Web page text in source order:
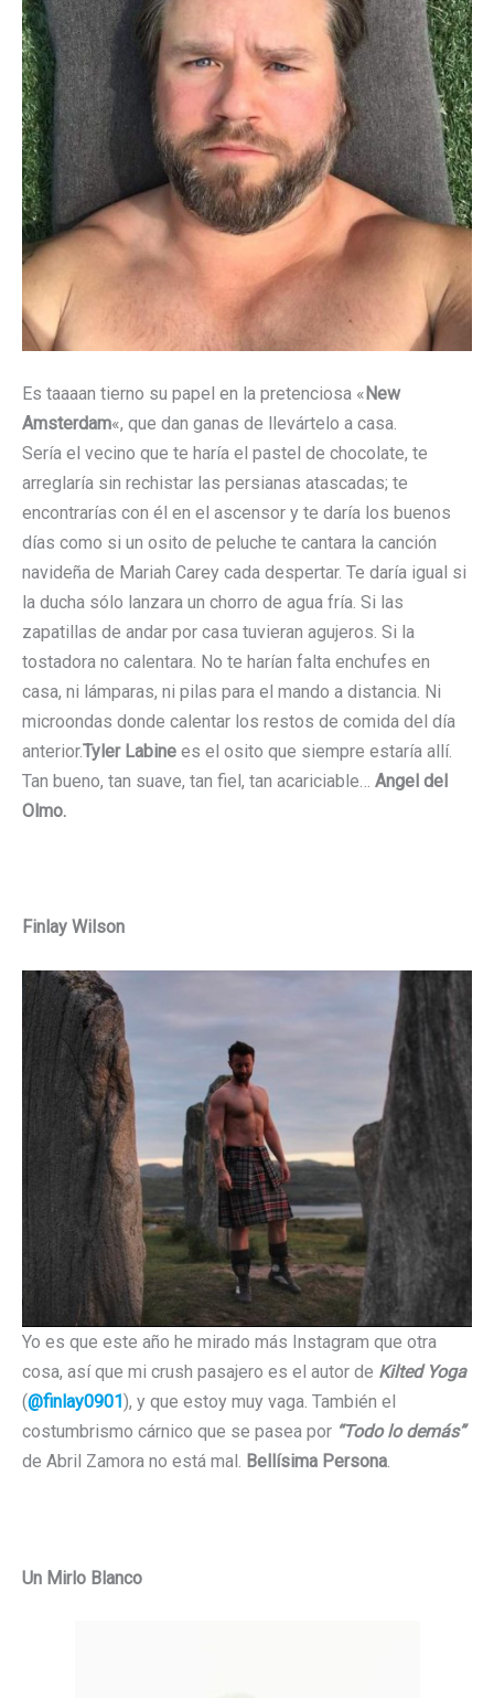
Es taaaan tierno su papel en la pretenciosa « New
Amsterdam«, que dan ganas de llevártelo a casa.
Sería el vecino que te haría el pastel de chocolate, te
arreglaría sin rechistar las persianas atascadas; te
encontrarías con él en el ascensor y te daría los buenos
días como si un osito de peluche te cantara la canción
navideña de Mariah Carey cada despertar. Te daría igual si
la ducha sólo lanzara un chorro de agua fría. Si las
zapatillas de andar por casa tuvieran agujeros. Si la
tostadora no calentara. No te harían falta enchufes en
casa, ni lámparas, ni pilas para el mando a distancia. Ni
microondas donde calentar los restos de comida del día
anterior.Tyler Labine es el osito que siempre estaría allí.
Tan bueno, tan suave, tan fiel, tan acariciable… Angel del
Olmo.
Finlay Wilson
Yo es que este año he mirado más Instagram que otra
cosa, así que mi crush pasajero es el autor de Kilted Yoga
(@finlay0901 ), y que estoy muy vaga. También el
costumbrismo cárnico que se pasea por “Todo lo demás”
de Abril Zamora no está mal. Bellísima Persona.
Un Mirlo Blanco